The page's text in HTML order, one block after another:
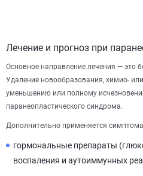
Лечение и прогноз при
Основное направление лечения — это
Удаление новообразования, химио-
уменьшению или полному
паранеопластического синдрома.
Дополнительно применяется
гормональные препараты
воспаления и аутоиммунных